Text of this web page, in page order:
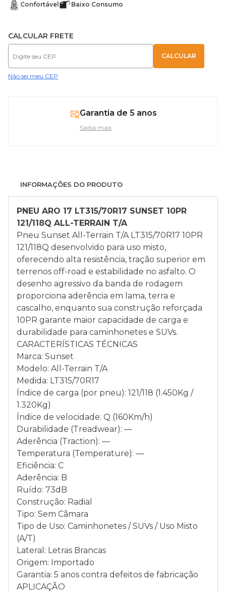
Confortável Baixo Consumo
CALCULAR FRETE
Não sei meu CEP
Garantia de 5 anos
Saiba mais
INFORMAÇÕES DO PRODUTO
PNEU ARO 17 LT315/70R17 SUNSET 10PR
121/118Q ALL-TERRAIN T/A
Pneu Sunset All-Terrain T/A LT315/70R17 10PR
121/118Q desenvolvido para uso misto,
oferecendo alta resistência, tração superior em
terrenos off-road e estabilidade no asfalto. O
desenho agressivo da banda de rodagem
proporciona aderência em lama, terra e
cascalho, enquanto sua construção reforçada
10PR garante maior capacidade de carga e
durabilidade para caminhonetes e SUVs.
CARACTERÍSTICAS TÉCNICAS
Marca: Sunset
Modelo: All-Terrain T/A
Medida: LT315/70R17
Índice de carga (por pneu): 121/118 (1.450Kg /
1.320Kg)
Índice de velocidade: Q (160Km/h)
Durabilidade (Treadwear): —
Aderência (Traction): —
Temperatura (Temperature): —
Eficiência: C
Aderência: B
Ruído: 73dB
Construção: Radial
Tipo: Sem Câmara
Tipo de Uso: Caminhonetes / SUVs / Uso Misto
(A/T)
Lateral: Letras Brancas
Origem: Importado
Garantia: 5 anos contra defeitos de fabricação
APLICAÇÃO